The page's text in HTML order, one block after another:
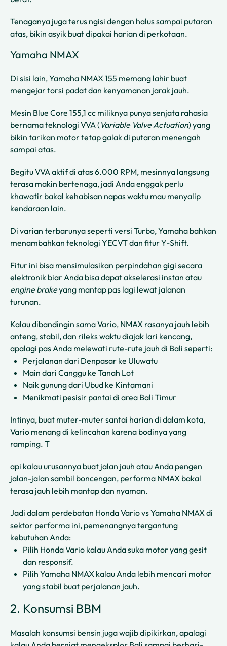
Tenaganya juga terus ngisi dengan halus sampai putaran
atas, bikin asyik buat dipakai harian di perkotaan.
Yamaha NMAX
Di sisi lain, Yamaha NMAX 155 memang lahir buat
mengejar torsi padat dan kenyamanan jarak jauh.
Mesin Blue Core 155,1 cc miliknya punya senjata rahasia
bernama teknologi VVA ( Variable Valve Actuation) yang
bikin tarikan motor tetap galak di putaran menengah
sampai atas.
Begitu VVA aktif di atas 6.000 RPM, mesinnya langsung
terasa makin bertenaga, jadi Anda enggak perlu
khawatir bakal kehabisan napas waktu mau menyalip
kendaraan lain.
Di varian terbarunya seperti versi Turbo, Yamaha bahkan
menambahkan teknologi YECVT dan fitur Y-Shift.
Fitur ini bisa mensimulasikan perpindahan gigi secara
elektronik biar Anda bisa dapat akselerasi instan atau
engine brakeyang mantap pas lagi lewat jalanan
turunan.
Kalau dibandingin sama Vario, NMAX rasanya jauh lebih
anteng, stabil, dan rileks waktu diajak lari kencang,
apalagi pas Anda melewati rute-rute jauh di Bali seperti:
Perjalanan dari Denpasar ke Uluwatu
Main dari Canggu ke Tanah Lot
Naik gunung dari Ubud ke Kintamani
Menikmati pesisir pantai di area Bali Timur
Intinya, buat muter-muter santai harian di dalam kota,
Vario menang di kelincahan karena bodinya yang
ramping. T
api kalau urusannya buat jalan jauh atau Anda pengen
jalan-jalan sambil boncengan, performa NMAX bakal
terasa jauh lebih mantap dan nyaman.
Jadi dalam perdebatan Honda Vario vs Yamaha NMAX di
sektor performa ini, pemenangnya tergantung
kebutuhan Anda:
Pilih Honda Vario kalau Anda suka motor yang gesit
dan responsif.
Pilih Yamaha NMAX kalau Anda lebih mencari motor
yang stabil buat perjalanan jauh.
2. Konsumsi BBM
Masalah konsumsi bensin juga wajib dipikirkan, apalagi